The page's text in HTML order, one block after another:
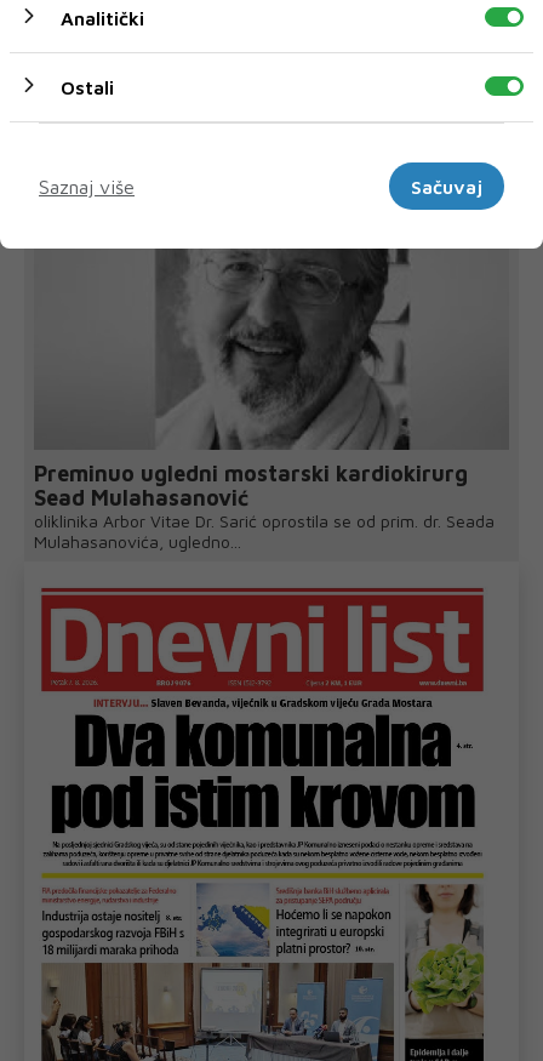
NAJNOVIJE
Preminuo ugledni mostarski kardiokirurg
Sead Mulahasanović
oliklinika Arbor Vitae Dr. Sarić oprostila se od prim. dr. Seada
Mulahasanovića, ugledno...
Analitički
Ostali
Saznaj više
Sačuvaj